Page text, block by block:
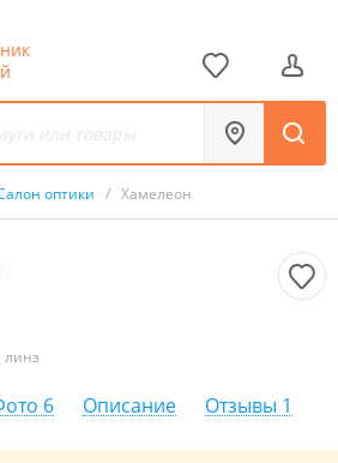
оптики / Хамелеон
линз
6 Описание Отзывы 1